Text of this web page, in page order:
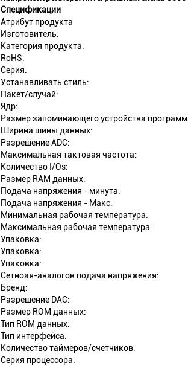
Спецификации
Атрибут продукта
Изготовитель:
Категория продукта:
RoHS:
Серия:
Устанавливать стиль:
Пакет/случай:
Ядр:
Размер запоминающего устройства
Ширина шины данных:
Разрешение ADC:
Максимальная тактовая частота:
Количество I/Os:
Размер RAM данных:
Подача напряжения - минута:
Подача напряжения - Макс:
Минимальная рабочая температура:
Максимальная рабочая температура:
Упаковка:
Упаковка:
Упаковка:
Сетноая-аналогов подача напряжения:
Бренд:
Разрешение DAC:
Размер ROM данных:
Тип ROM данных:
Тип интерфейса:
Количество таймеров/счетчиков:
Серия процессора: